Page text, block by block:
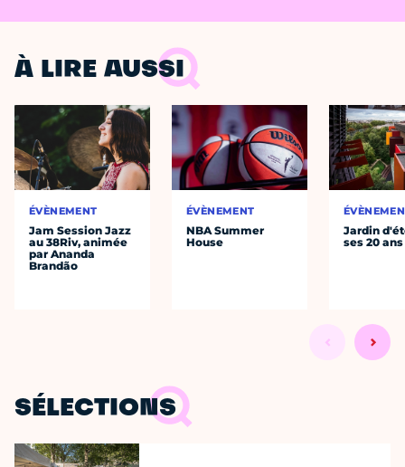
À LIRE AUSSI
ÉVÈNEMENT
Jam Session Jazz
au 38Riv, animée
par Ananda
Brandão
ÉVÈNEMENT
NBA Summer
House
Jardin
ses 20 ans
SÉLECTIONS